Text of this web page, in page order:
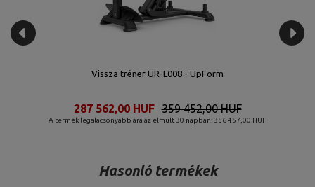
Scott Bench - Curl Desk UR-L004 - UpForm
A termék legalacsonyabb ára az elmúlt 30 napban: 356 457,00 HUF
340 731,00 HUF
272 584,00 HUF
Hasonló termékek